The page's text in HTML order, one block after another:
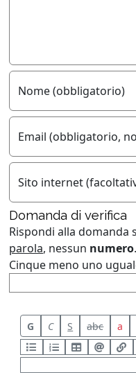
Nome (obbligatorio)
Email (obbligatorio,
Sito internet
Domanda di verifica
Rispondi alla domanda
parola, nessun numero.
Cinque meno uno
G C S abc a